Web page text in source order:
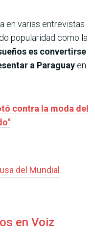
en varias entrevistas
popularidad como la
es convertirse
a Paraguay en
contra la moda del
del Mundial
en Voiz